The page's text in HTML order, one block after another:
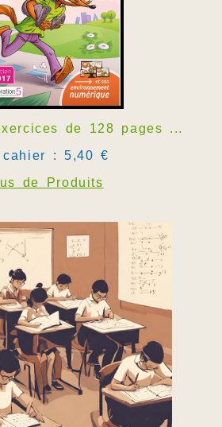
de 128 pages ...
cahier : 5,40 €
de Produits